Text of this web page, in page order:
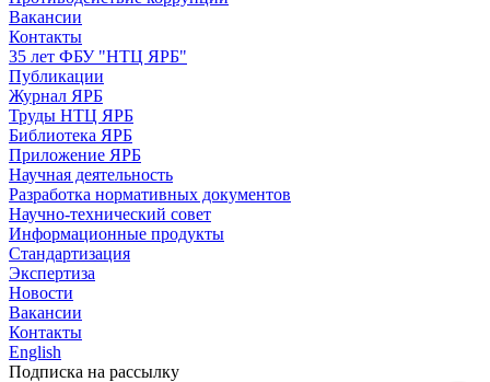
Вакансии
Контакты
35 лет ФБУ "НТЦ ЯРБ"
Публикации
Журнал ЯРБ
Труды НТЦ ЯРБ
Библиотека ЯРБ
Приложение ЯРБ
Научная деятельность
Разработка нормативных документов
Научно-технический совет
Информационные продукты
Стандартизация
Экспертиза
Новости
Вакансии
Контакты
English
Подписка на рассылку